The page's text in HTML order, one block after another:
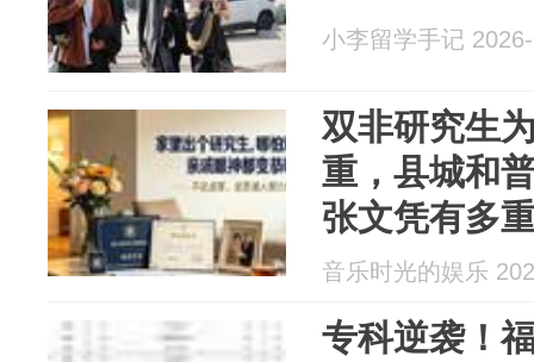
小李留学手记
双非研究生
重，县城和
张文凭有多
音乐时光的娱乐
专科逆袭！